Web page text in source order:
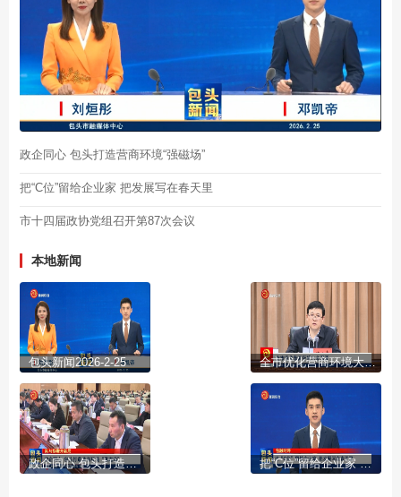
政企同心 包头打造营商环境“强磁场”
把“C位”留给企业家 把发展写在春天里
市十四届政协党组召开第87次会议
本地新闻
包头新闻2026-2-25 全市优化营商环境大会召开
政企同心 包头打造营商环境“强磁场” 把“C位”留给企业家 把发展写在春天里